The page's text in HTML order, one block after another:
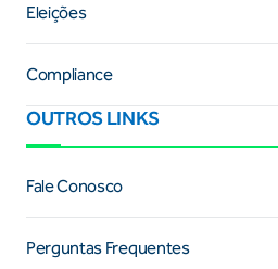
Eleições
Compliance
OUTROS LINKS
Fale Conosco
Perguntas Frequentes